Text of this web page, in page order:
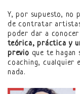
Y, por supuesto, no
de contratar
poder dar a
teórica, práctica y
previo que te hagan
coaching, cualquier
nada.